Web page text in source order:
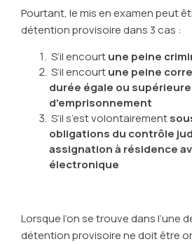
Pourtant, le mis en examen peut
détention provisoire dans 3 cas :
S’il encourtune peine
S’il encourtune peine
durée égale ou
d'emprisonnement
S’il s’est volontairement
obligations du contrôle
assignation à résidence
électronique
Lorsque l’on se trouve dans l’une
détention provisoire ne doit être